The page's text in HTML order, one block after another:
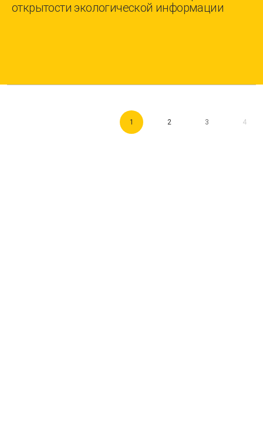
открытости экологической информации
1 2 3 4